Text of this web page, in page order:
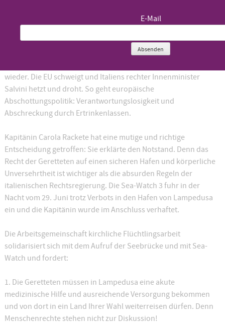
Sicherer Hafen für die Geretteten auf der Sea-Watch 3 – sofort!
Freiheit für die Sea-Watch 3 und ihre Crew!
Am 12. Juni rettete die Sea-Watch 3 mit Kapitänin Carola
wieder. Die EU schweigt und Italiens rechter Innenminister
Salvini hetzt und droht. So geht europäische
Abschottungspolitik: Verantwortungslosigkeit und
Abschreckung durch Ertrinkenlassen.
Kapitänin Carola Rackete hat eine mutige und richtige
Entscheidung getroffen: Sie erklärte den Notstand. Denn das
Recht der Geretteten auf einen sicheren Hafen und körperliche
Unversehrtheit ist wichtiger als die absurden Regeln der
italienischen Rechtsregierung. Die Sea-Watch 3 fuhr in der
Nacht vom 29. Juni trotz Verbots in den Hafen von Lampedusa
ein und die Kapitänin wurde im Anschluss verhaftet.
Die Arbeitsgemeinschaft kirchliche Flüchtlingsarbeit
solidarisiert sich mit dem Aufruf der Seebrücke und mit Sea-
Watch und fordert:
1. Die Geretteten müssen in Lampedusa eine akute
medizinische Hilfe und ausreichende Versorgung bekommen
und von dort in ein Land Ihrer Wahl weiterreisen dürfen. Denn
Menschenrechte stehen nicht zur Diskussion!
E-Mail
Absenden